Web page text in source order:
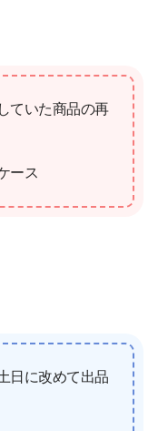
ていた商品の再
ース
日に改めて出品